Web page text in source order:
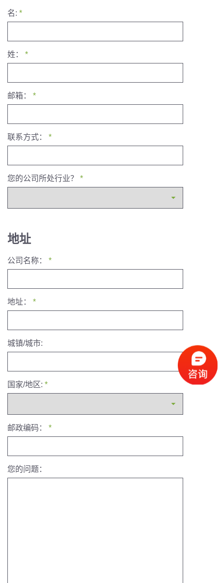
名: *
姓： *
邮箱： *
联系方式： *
您的公司所处行业？ *
地址
公司名称： *
地址： *
城镇/城市:
国家/地区: *
邮政编码： *
您的问题：